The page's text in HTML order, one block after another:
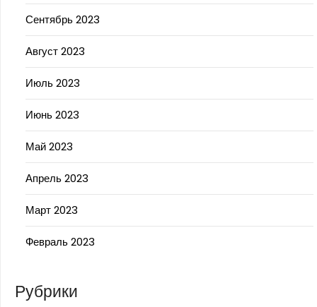
Сентябрь 2023
Август 2023
Июль 2023
Июнь 2023
Май 2023
Апрель 2023
Март 2023
Февраль 2023
Рубрики